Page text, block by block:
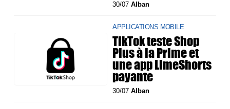
30/07Alban
APPLICATIONS MOBILE
TikTok teste Shop
Plus à la Prime et
une app LimeShorts
payante
30/07Alban